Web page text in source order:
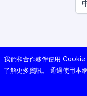
我們和合作夥伴使用 Cookie
了解更多資訊。 通過使用本